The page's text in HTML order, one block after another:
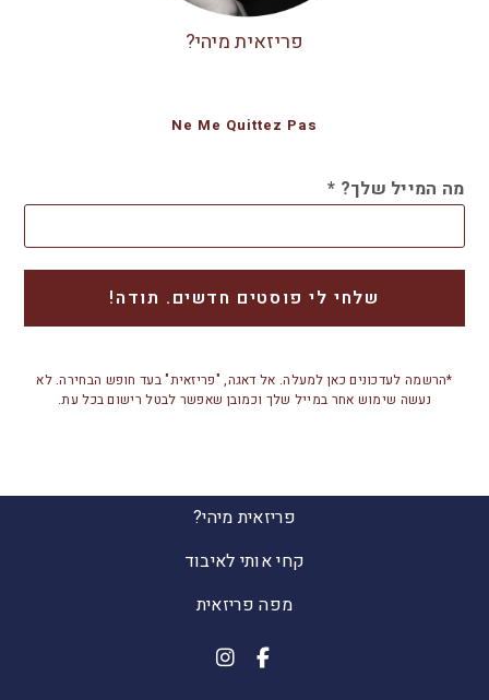
פריזאית מיהי?
Ne Me Quittez Pas
מה המייל שלך? *
*הרשמה לעדכונים כאן למעלה. אל דאגה, "פריזאית" בעד חופש הבחירה. לא
נעשה שימוש אחר במייל שלך וכמובן שאפשר לבטל רישום בכל עת.
פריזאית מיהי?
קחי אותי לאיבוד
מפה פריזאית